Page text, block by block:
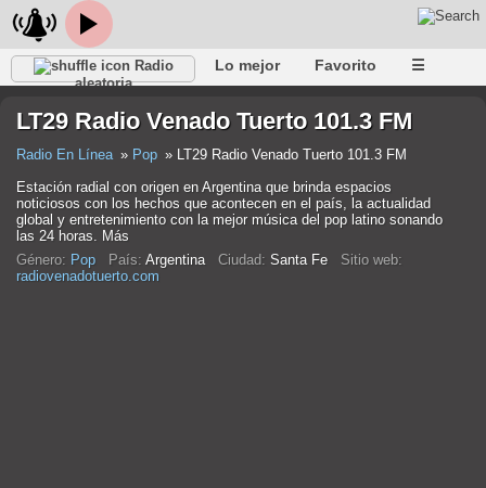
Radio
aleatoria
Lo mejor Favorito ☰
LT29 Radio Venado Tuerto 101.3 FM
Radio En Línea Pop
LT29 Radio Venado Tuerto 101.3 FM
Estación radial con origen en Argentina que brinda espacios
noticiosos con los hechos que acontecen en el país, la actualidad
global y entretenimiento con la mejor música del pop latino sonando
las 24 horas. Más
Género: Pop País: Argentina Ciudad: Santa Fe Sitio web:
radiovenadotuerto.com